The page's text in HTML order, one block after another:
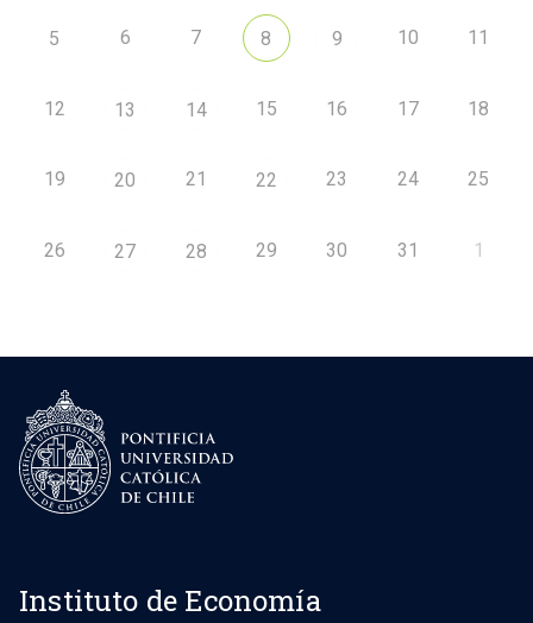
5 6 7 8 9 10 11
12 13 14 15 16 17 18
19 20 21 22 23 24 25
26 27 28 29 30 31 1
Instituto de Economía